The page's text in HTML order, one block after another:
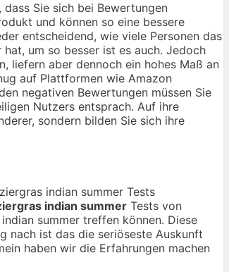
Sie sich bei Bewertungen
und können so eine bessere
entscheidend, wie viele Personen das
um so besser ist es auch. Jedoch
liefern aber dennoch ein hohes Maß an
auf Plattformen wie Amazon
negativen Bewertungen müssen Sie
Nutzers entsprach. Auf ihre
sondern bilden Sie sich ihre
indian summer Tests
indian summer Tests von
summer treffen können. Diese
nach ist das die seriöseste Auskunft
haben wir die Erfahrungen machen